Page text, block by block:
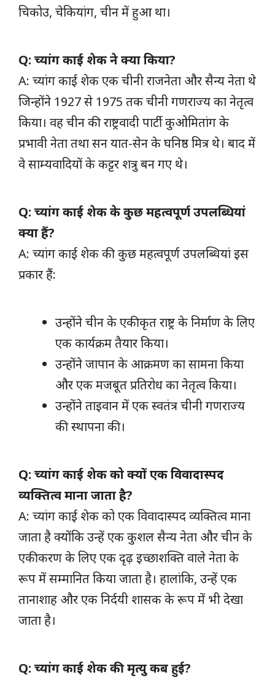
चिकोउ, चेकियांग, चीन में हुआ था।
Q: च्यांग काई शेक ने क्या किया?
A: च्यांग काई शेक एक चीनी राजनेता और सैन्य नेता थे
जिन्होंने 1927 से 1975 तक चीनी गणराज्य का नेतृत्व
किया। वह चीन की राष्ट्रवादी पार्टी कुओमितांग के
प्रभावी नेता तथा सन यात-सेन के घनिष्ठ मित्र थे। बाद में
वे साम्यवादियों के कट्टर शत्रु बन गए थे।
Q: च्यांग काई शेक के कुछ महत्वपूर्ण उपलब्धियां
क्या हैं?
A: च्यांग काई शेक की कुछ महत्वपूर्ण उपलब्धियां इस
प्रकार हैं:
उन्होंने चीन के एकीकृत राष्ट्र के निर्माण के लिए
एक कार्यक्रम तैयार किया।
उन्होंने जापान के आक्रमण का सामना किया
और एक मजबूत प्रतिरोध का नेतृत्व किया।
उन्होंने ताइवान में एक स्वतंत्र चीनी गणराज्य
की स्थापना की।
Q: च्यांग काई शेक को क्यों एक विवादास्पद
व्यक्तित्व माना जाता है?
A: च्यांग काई शेक को एक विवादास्पद व्यक्तित्व माना
जाता है क्योंकि उन्हें एक कुशल सैन्य नेता और चीन के
एकीकरण के लिए एक दृढ़ इच्छाशक्ति वाले नेता के
रूप में सम्मानित किया जाता है। हालांकि, उन्हें एक
तानाशाह और एक निर्दयी शासक के रूप में भी देखा
जाता है।
Q: च्यांग काई शेक की मृत्यु कब हुई?